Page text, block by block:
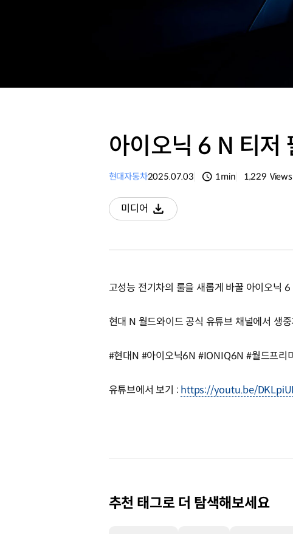
아이오닉 6 N 티저
현대자동차2025.07.03 1min 1,229 Views
미디어
다운로드
고성능 전기차의 룰을 새롭게 바꿀 아이오닉
현대 N 월드와이드 공식 유튜브 채널에서 생
#현대N #아이오닉6N #IONIQ6N #월드프
유튜브에서 보기 : https://youtu.be/
추천 태그로 더 탐색해보세요